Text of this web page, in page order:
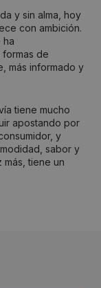
y sin alma, hoy
con ambición.
ha
de
más informado y
tiene mucho
apostando por
y
sabor y
más, tiene un